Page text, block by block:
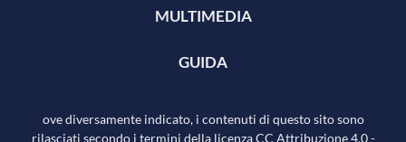
MULTIMEDIA
GUIDA
ove diversamente indicato, i contenuti di questo sito sono
rilasciati secondo i termini della licenza CC Attribuzione 4.0-